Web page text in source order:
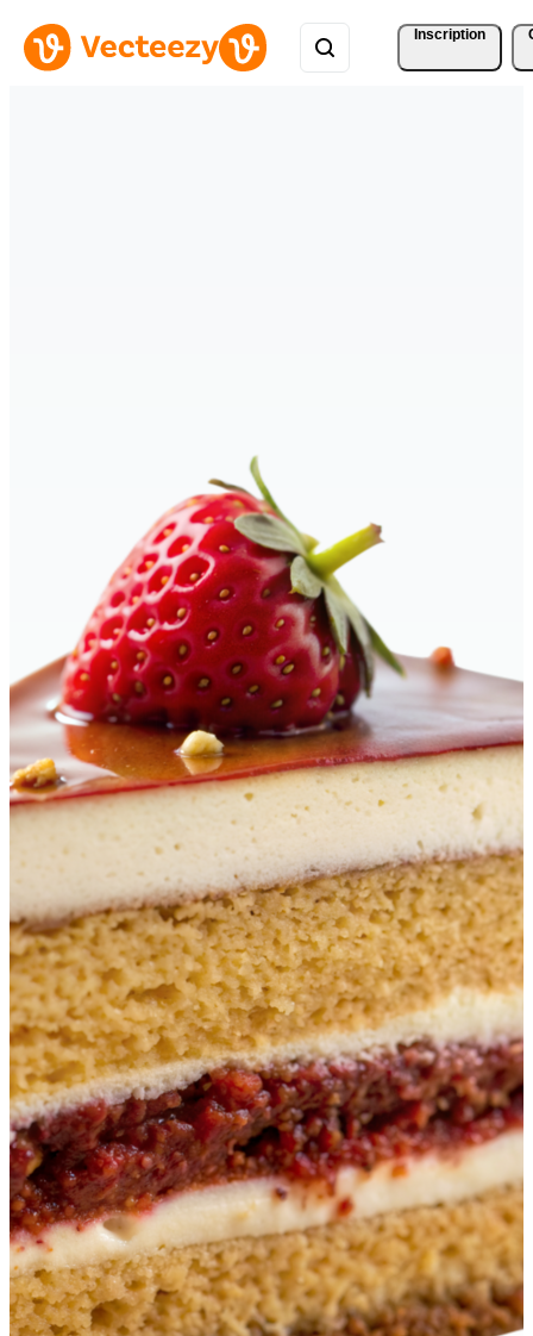
Inscription